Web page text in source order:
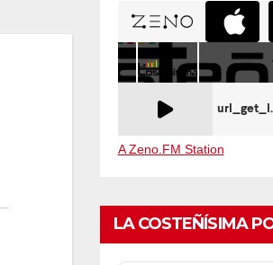
A Zeno.FM Station
LA COSTEÑÍSIMA